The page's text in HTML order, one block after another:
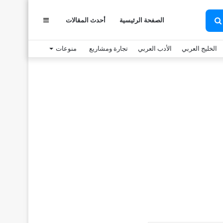
بحث
عن
الصفحة الرئيسية أحدث المقالات عمود
جانبي
الخليج العربي الأدب العربي تجارة ومشاريع منوعات